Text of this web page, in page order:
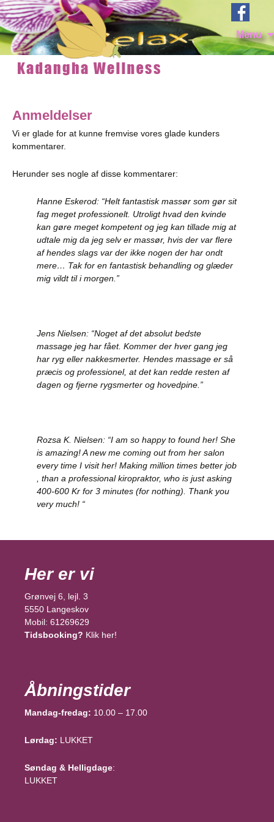
Menu
Anmeldelser
Vi er glade for at kunne fremvise vores glade kunders
kommentarer.
Herunder ses nogle af disse kommentarer:
Hanne Eskerod: “Helt fantastisk massør som gør sit
fag meget professionelt. Utroligt hvad den kvinde
kan gøre meget kompetent og jeg kan tillade mig at
udtale mig da jeg selv er massør, hvis der var flere
af hendes slags var der ikke nogen der har ondt
mere… Tak for en fantastisk behandling og glæder
mig vildt til i morgen.”
Jens Nielsen: “Noget af det absolut bedste
massage jeg har fået. Kommer der hver gang jeg
har ryg eller nakkesmerter. Hendes massage er så
præcis og professionel, at det kan redde resten af
dagen og fjerne rygsmerter og hovedpine.”
Rozsa K. Nielsen: “I am so happy to found her! She
is amazing! A new me coming out from her salon
every time I visit her! Making million times better job
, than a professional kiropraktor, who is just asking
400-600 Kr for 3 minutes (for nothing). Thank you
very much! “
Her er vi
Grønvej 6, lejl. 3
5550 Langeskov
Mobil: 61269629
Tidsbooking? Klik her!
Åbningstider
Mandag-fredag: 10.00 – 17.00
Lørdag: LUKKET
Søndag & Helligdage:
LUKKET